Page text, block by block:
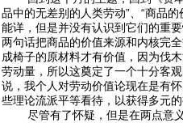
品中的无差别的人类劳动”、“商品
能详，但是并没有认识到它们的重
两句话把商品的价值来源和内核完
成椅子的原材料才有价值，因为伐
劳动量，所以这奠定了一个十分客
说，我个人对劳动价值论现在是有
些理论流派平等看待，以获得多元
尽管有了怀疑，但是在两点意义